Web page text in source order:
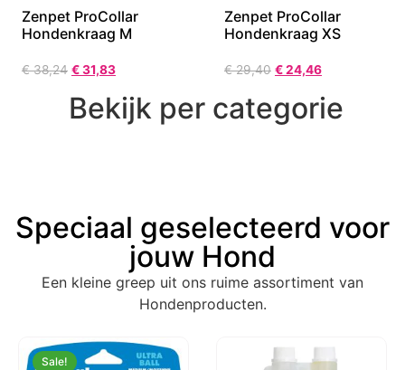
Zenpet ProCollar
Hondenkraag M
€38,24 €31,83
Zenpet ProCollar
Hondenkraag XS
€29,40 €24,46
Bekijk per categorie
Speciaal geselecteerd voor
jouw Hond
Een kleine greep uit ons ruime assortiment van
Hondenproducten.
Sale!